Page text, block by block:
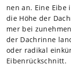
nen an. Eine
die Höhe der
mer bei
der Dach­rinne
oder radi­kal
Eiben­rück­schnitt.